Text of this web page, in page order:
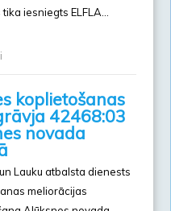
iesniegts ELFLA…
koplietošanas
42468:03
novada
Lauku atbalsta dienests
meliorācijas